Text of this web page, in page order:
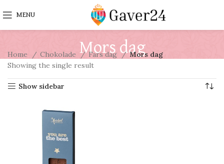
MENU
Mors dag
Home Chokolade Fars dag
Mors dag
Showing the single result
Show sidebar